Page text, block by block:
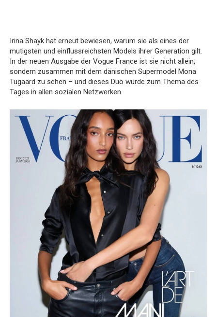
Irina Shayk hat erneut bewiesen, warum sie als eines der
mutigsten und einflussreichsten Models ihrer Generation gilt.
In der neuen Ausgabe der Vogue France ist sie nicht allein,
sondern zusammen mit dem dänischen Supermodel Mona
Tugaard zu sehen – und dieses Duo wurde zum Thema des
Tages in allen sozialen Netzwerken.